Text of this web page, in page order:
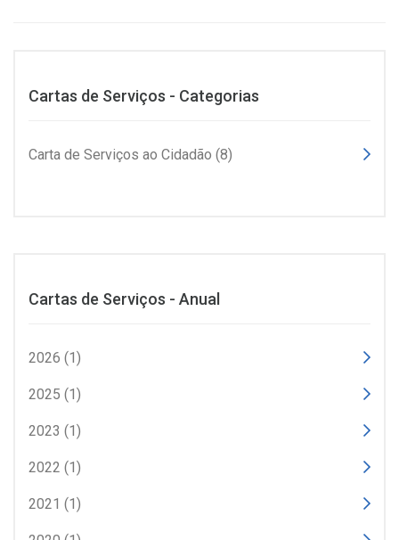
Cartas de Serviços - Categorias
Carta de Serviços ao Cidadão (8)
Cartas de Serviços - Anual
2026 (1)
2025 (1)
2023 (1)
2022 (1)
2021 (1)